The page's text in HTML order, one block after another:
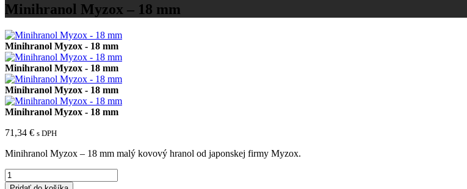
Minihranol Myzox – 18 mm
Minihranol Myzox - 18 mm
Minihranol Myzox - 18 mm
Minihranol Myzox - 18 mm
Minihranol Myzox - 18 mm
71,34 € s DPH
Minihranol Myzox – 18 mm malý kovový hranol od japonskej firmy Myzox.